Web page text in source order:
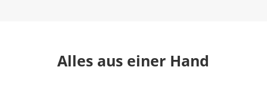
Alles aus einer Hand